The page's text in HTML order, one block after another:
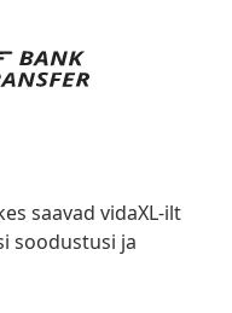
saavad vidaXL-ilt
soodustusi ja